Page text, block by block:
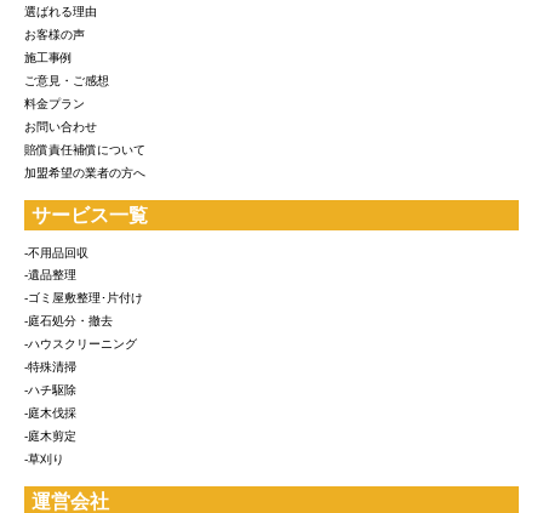
選ばれる理由
お客様の声
施工事例
ご意見・ご感想
料金プラン
お問い合わせ
賠償責任補償について
加盟希望の業者の方へ
サービス一覧
-不用品回収
-遺品整理
-ゴミ屋敷整理･片付け
-庭石処分・撤去
-ハウスクリーニング
-特殊清掃
-ハチ駆除
-庭木伐採
-庭木剪定
-草刈り
運営会社